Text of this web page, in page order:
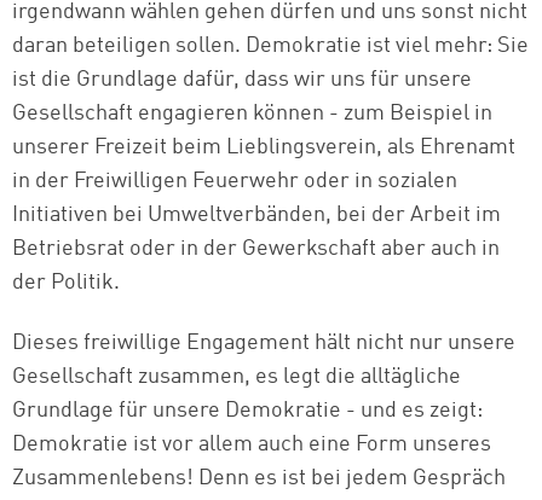
irgendwann wählen gehen dürfen und uns sonst nicht
daran beteiligen sollen. Demokratie ist viel mehr: Sie
ist die Grundlage dafür, dass wir uns für unsere
Gesellschaft engagieren können - zum Beispiel in
unserer Freizeit beim Lieblingsverein, als Ehrenamt
in der Freiwilligen Feuerwehr oder in sozialen
Initiativen bei Umweltverbänden, bei der Arbeit im
Betriebsrat oder in der Gewerkschaft aber auch in
der Politik.
Dieses freiwillige Engagement hält nicht nur unsere
Gesellschaft zusammen, es legt die alltägliche
Grundlage für unsere Demokratie - und es zeigt:
Demokratie ist vor allem auch eine Form unseres
Zusammenlebens! Denn es ist bei jedem Gespräch